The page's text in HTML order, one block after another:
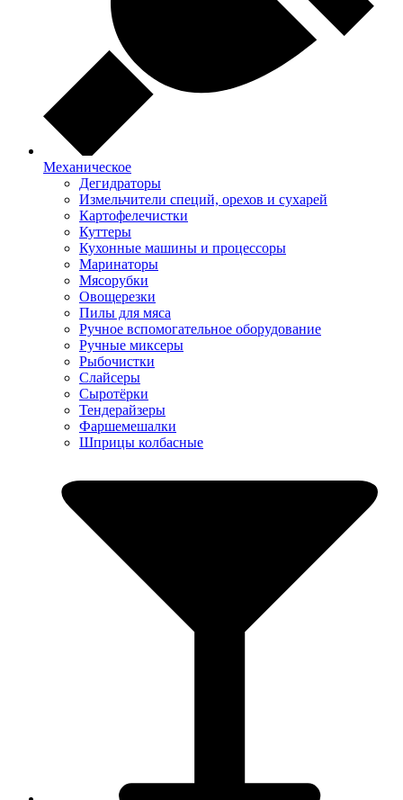
Механическое
Дегидраторы
Измельчители специй, орехов и сухарей
Картофелечистки
Куттеры
Кухонные машины и процессоры
Маринаторы
Мясорубки
Овощерезки
Пилы для мяса
Ручное вспомогательное оборудование
Ручные миксеры
Рыбочистки
Слайсеры
Сыротёрки
Тендерайзеры
Фаршемешалки
Шприцы колбасные